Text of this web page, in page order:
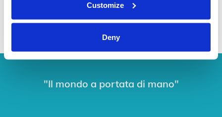
Customize
Deny
Minibus
"Il mondo a portata di mano"